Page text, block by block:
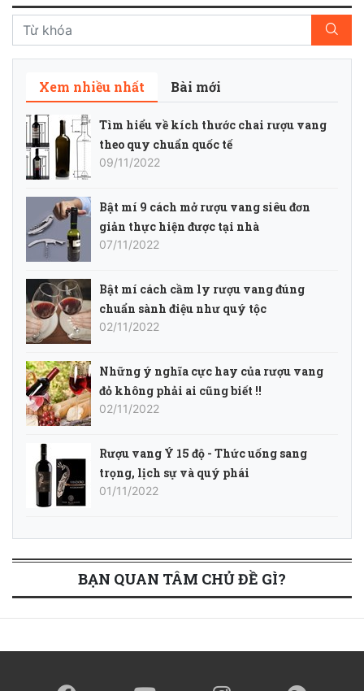
Xem nhiều nhất Bài mới
Tìm hiểu về kích thước chai rượu vang
theo quy chuẩn quốc tế
09/11/2022
Bật mí 9 cách mở rượu vang siêu đơn
giản thực hiện được tại nhà
07/11/2022
Bật mí cách cầm ly rượu vang đúng
chuẩn sành điệu như quý tộc
02/11/2022
Những ý nghĩa cực hay của rượu vang
đỏ không phải ai cũng biết !!
02/11/2022
Rượu vang Ý 15 độ - Thức uống sang
trọng, lịch sự và quý phái
01/11/2022
BẠN QUAN TÂM CHỦ ĐỀ GÌ?